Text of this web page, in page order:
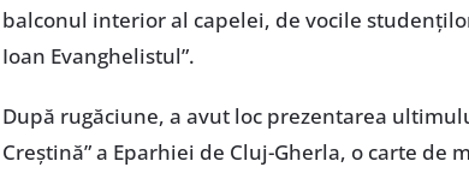
balconul interior al capelei, de vocile
Ioan Evanghelistul”.
După rugăciune, a avut loc prezentarea
Creștină” a Eparhiei de Cluj-Gherla, o carte